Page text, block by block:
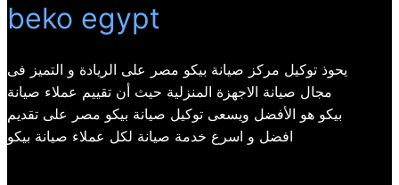
beko egypt
يحوذ توكيل مركز صيانة بيكو مصر على الريادة و التميز فى
مجال صيانة الاجهزة المنزلية حيث أن تقييم عملاء صيانة
بيكو هو الأفضل ويسعى توكيل صيانة بيكو مصر على تقديم
افضل و اسرع خدمة صيانة لكل عملاء صيانة بيكو